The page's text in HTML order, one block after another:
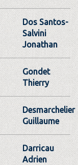
Dos Santos-
Salvini
Jonathan
Gondet
Thierry
Desmarchelier
Guillaume
Darricau
Adrien